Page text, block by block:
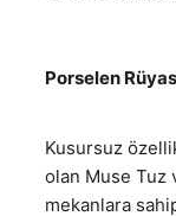
Porselen
Kusursuz
olan Muse Tuz
mekanlara